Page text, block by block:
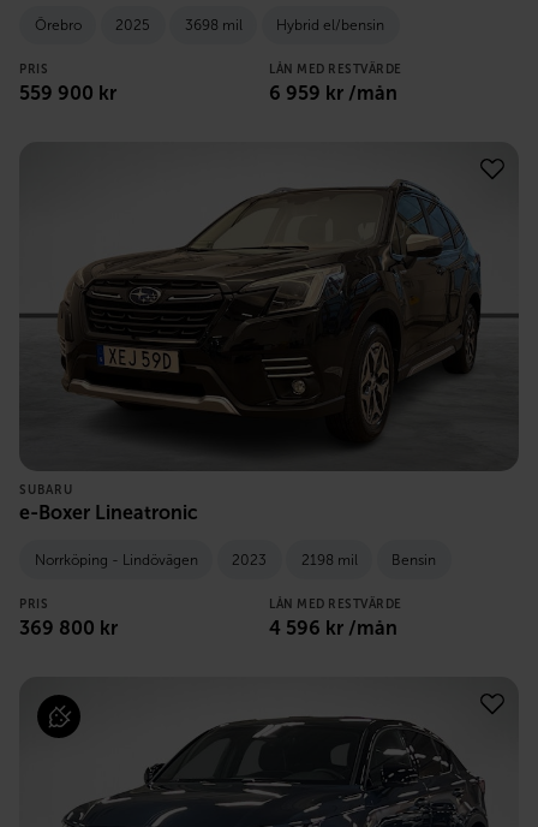
Örebro 2025 3698 mil Hybrid el/bensin
PRIS
559 900 kr
LÅN MED RESTVÄRDE
6 959 kr /mån
SUBARU
e-Boxer Lineatronic
Norrköping - Lindövägen 2023 2198 mil Bensin
PRIS
369 800 kr
LÅN MED RESTVÄRDE
4 596 kr /mån